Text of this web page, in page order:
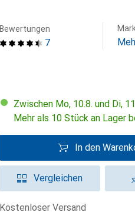
7
Bewertungen
Zwischen Mo, 10.8. und Di,
Mehr als 10 Stück an Lager
In den
Vergleichen
kostenloser Versand